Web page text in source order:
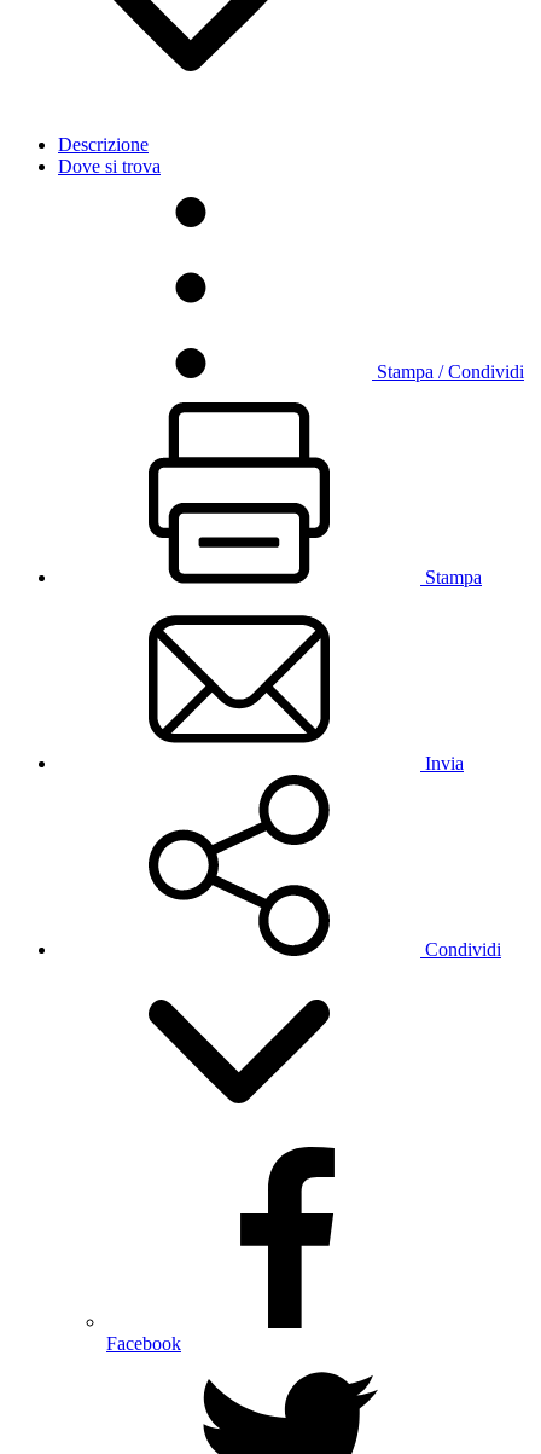
Descrizione
Dove si trova
Stampa / Condividi
Stampa
Invia
Condividi
Facebook